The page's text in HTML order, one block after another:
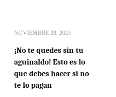
NOVIEMBRE 28, 2023
¡No te quedes sin tu
aguinaldo! Esto es lo
que debes hacer si no
te lo pagan